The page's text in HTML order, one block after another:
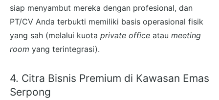
siap menyambut mereka dengan profesional, dan
PT/CV Anda terbukti memiliki basis operasional fisik
yang sah (melalui kuota private office atau meeting
room yang terintegrasi).
4. Citra Bisnis Premium di Kawasan Emas
Serpong